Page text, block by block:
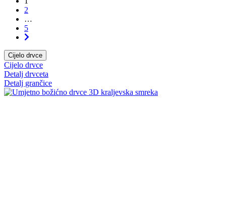
2
…
5
Cijelo drvce
Cijelo drvce
Detalj drvceta
Detalj grančice